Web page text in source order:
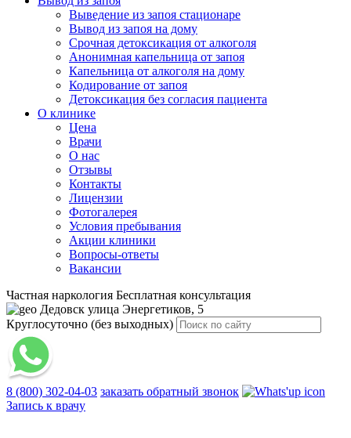
Выведение из запоя стационаре
Вывод из запоя на дому
Срочная детоксикация от алкоголя
Анонимная капельница от запоя
Капельница от алкоголя на дому
Кодирование от запоя
Детоксикация без согласия пациента
О клинике
Цена
Врачи
О нас
Отзывы
Контакты
Лицензии
Фотогалерея
Условия пребывания
Акции клиники
Вопросы-ответы
Вакансии
Частная наркология Бесплатная консультация
Дедовск улица Энергетиков, 5
Круглосуточно (без выходных)
8 (800) 302-04-03 заказать обратный звонок
Запись к врачу